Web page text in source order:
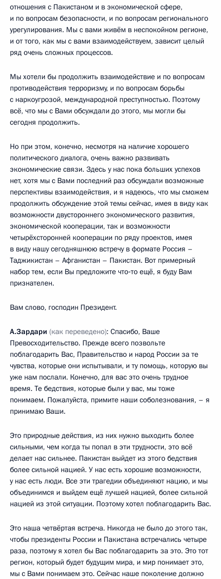
отношения с Пакистаном и в экономической сфере,
и по вопросам безопасности, и по вопросам регионального
урегулирования. Мы с вами живём в неспокойном регионе,
и от того, как мы с вами взаимодействуем, зависит целый
ряд очень сложных процессов.
Мы хотели бы продолжить взаимодействие и по вопросам
противодействия терроризму, и по вопросам борьбы
с наркоугрозой, международной преступностью. Поэтому
всё, что мы с Вами обсуждали до этого, мы могли бы
сегодня продолжить.
Но при этом, конечно, несмотря на наличие хорошего
политического диалога, очень важно развивать
экономические связи. Здесь у нас пока больших успехов
нет, хотя мы с Вами последний раз обсуждали возможные
перспективы взаимодействия, и я надеюсь, что мы сможем
продолжить обсуждение этой темы сейчас, имея в виду как
возможности двустороннего экономического развития,
экономической кооперации, так и возможности
четырёхсторонней кооперации по ряду проектов, имея
в виду нашу сегодняшнюю встречу в формате Россия –
Таджикистан – Афганистан – Пакистан. Вот примерный
набор тем, если Вы предложите что‑то ещё, я буду Вам
признателен.
Вам слово, господин Президент.
А.Зардари (как переведено): Спасибо, Ваше
Превосходительство. Прежде всего позвольте
поблагодарить Вас, Правительство и народ России за те
чувства, которые они испытывали, и ту помощь, которую вы
уже нам послали. Конечно, для вас это очень трудное
время. Те бедствия, которые были у вас, мы тоже
понимаем. Пожалуйста, примите наши соболезнования, – я
принимаю Ваши.
Это природные действия, из них нужно выходить более
сильными, чем когда ты попал в эти трудности, это всё
делает нас сильнее. Пакистан выйдет из этого бедствия
более сильной нацией. У нас есть хорошие возможности,
у нас есть люди. Все эти трагедии объединяют нацию, и мы
объединимся и выйдем ещё лучшей нацией, более сильной
нацией из этой ситуации. Поэтому хотел поблагодарить Вас.
Это наша четвёртая встреча. Никогда не было до этого так,
чтобы президенты России и Пакистана встречались четыре
раза, поэтому я хотел бы Вас поблагодарить за это. Это тот
регион, который будет будущим мира, и мир понимает это,
мы с Вами понимаем это. Сейчас наше поколение должно